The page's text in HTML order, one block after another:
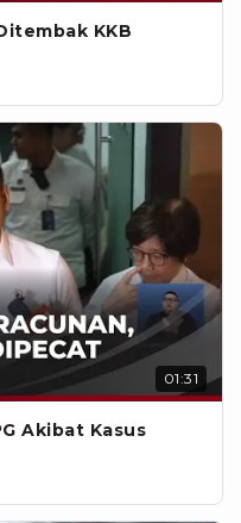
KKB
01:31
Akibat Kasus